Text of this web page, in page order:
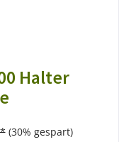
Halter
(30% gespart)